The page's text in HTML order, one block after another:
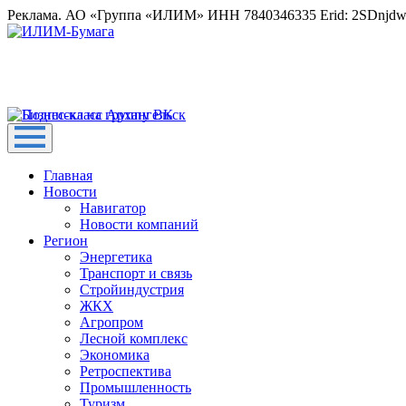
Реклама. АО «Группа «ИЛИМ» ИНН 7840346335 Erid:
Главная
Новости
Навигатор
Новости компаний
Регион
Энергетика
Транспорт и связь
Стройиндустрия
ЖКХ
Агропром
Лесной комплекс
Экономика
Ретроспектива
Промышленность